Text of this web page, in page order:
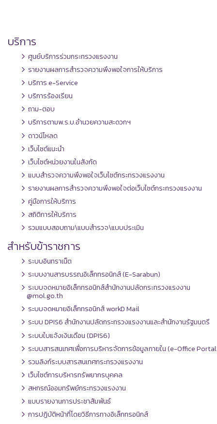
บริการ
ศูนย์บริการร่วมกระทรวงแรงงาน
รายงานผลการสำรวจความพึงพอใจการให้บริการ
บริการ e-Service
บริการร้องเรียน
ถาม-ตอบ
บริการตามพ.ร.บ.อำนวยความสะดวกฯ
ดาวน์โหลด
เว็บไซต์แนะนำ
เว็บไซต์หน่วยงานในสังกัด
แบบสำรวจความพึงพอใจเว็บไซต์กระทรวงแรงงาน
รายงานผลการสำรวจความพึงพอใจต่อเว็บไซต์กระทรวงแรงงาน
คู่มือการให้บริการ
สถิติการให้บริการ
รวมแบบสอบถาม\แบบสำรวจ\แบบประเมิน
สำหรับข้าราชการ
ระบบอินทราเน็ต
ระบบงานสารบรรณอิเล็กทรอนิกส์ (E-Sarabun)
ระบบจดหมายอิเล็กทรอนิกส์สำนักงานปลัดกระทรวงแรงงาน
@mol.go.th
ระบบจดหมายอิเล็กทรอนิกส์ workD Mail
ระบบ DPIS6 สำนักงานปลัดกระทรวงแรงงานและสำนักงานรัฐมนตรี
ระบบใบแจ้งเงินเดือน (DPIS6)
ระบบสารสนเทศเพื่อการบริหารจัดการข้อมูลภายใน (e-Office
รวมลิงก์ระบบสารสนเทศกระทรวงแรงงาน
เว็บไซต์การบริหารทรัพยากรบุคคล
สหกรณ์ออมทรัพย์กระทรวงแรงงาน
แบบรายงานการประชาสัมพันธ์
การปฏิบัติหน้าที่โดยวิธีการทางอิเล็กทรอนิกส์